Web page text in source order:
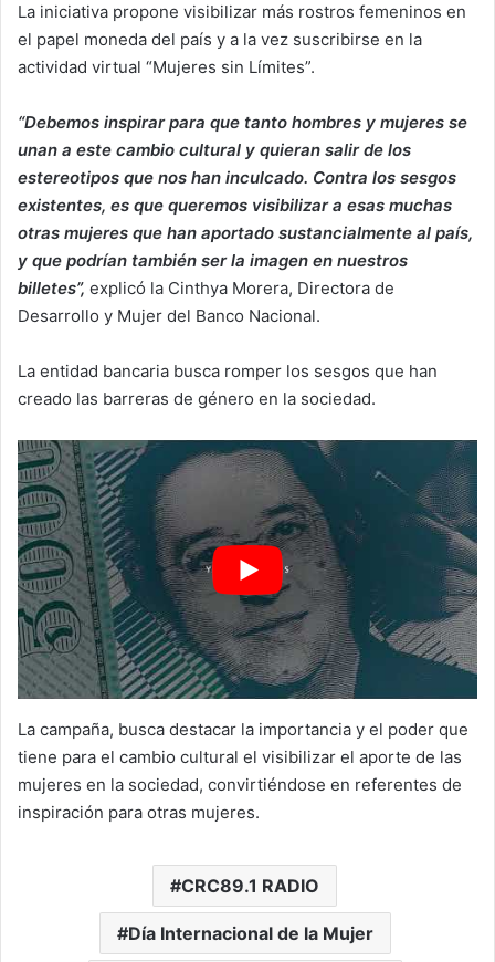
La iniciativa propone visibilizar más rostros femeninos en
el papel moneda del país y a la vez suscribirse en la
actividad virtual “Mujeres sin Límites”.
“Debemos inspirar para que tanto hombres y mujeres se
unan a este cambio cultural y quieran salir de los
estereotipos que nos han inculcado. Contra los sesgos
existentes, es que queremos visibilizar a esas muchas
otras mujeres que han aportado sustancialmente al país,
y que podrían también ser la imagen en nuestros
billetes”, explicó la Cinthya Morera, Directora de
Desarrollo y Mujer del Banco Nacional.
La entidad bancaria busca romper los sesgos que han
creado las barreras de género en la sociedad.
La campaña, busca destacar la importancia y el poder que
tiene para el cambio cultural el visibilizar el aporte de las
mujeres en la sociedad, convirtiéndose en referentes de
inspiración para otras mujeres.
CRC89.1 RADIO
Día Internacional de la Mujer